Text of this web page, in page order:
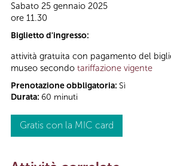
Sabato 25 gennaio 2025
ore 11.30
Biglietto d'ingresso:
attività gratuita con pagamento del
museo secondo tariffazione vigente
Prenotazione obbligatoria: Sì
Durata: 60 minuti
Gratis con la MIC card